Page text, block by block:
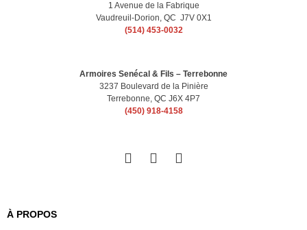
1 Avenue de la Fabrique
Vaudreuil-Dorion, QC J7V 0X1
(514) 453-0032
Armoires Senécal & Fils – Terrebonne
3237 Boulevard de la Pinière
Terrebonne, QC J6X 4P7
(450) 918-4158
À PROPOS